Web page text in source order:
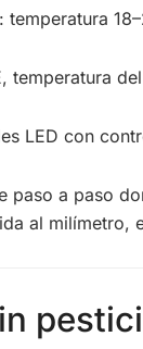
: temperatura
temperatura
LED con
paso a paso
al milímetro,